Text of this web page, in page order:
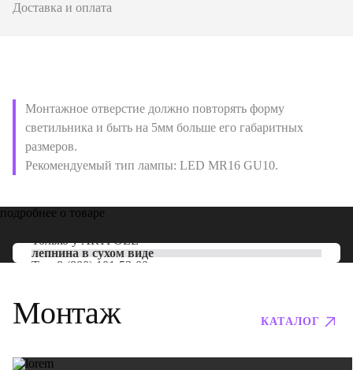
Доставка и оплата
Монтажное отверстие должно повторять форму
светильника и быть на 5мм больше его габаритных
размеров.
Рекомендуемый тип лампы: LED MR16 GU10.
подробнее о товаре
Только уARTPOLE
лепнина в сухом виде
Тел: 8 (800) 101-53-00
Монтаж КАТАЛОГ